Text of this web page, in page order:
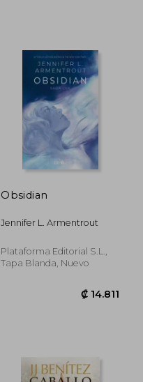
Obsidian
Jennifer L. Armentrout
Plataforma Editorial S.L.,
Tapa Blanda, Nuevo